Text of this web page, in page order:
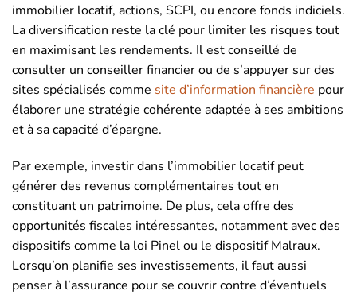
immobilier locatif, actions, SCPI, ou encore fonds indiciels.
La diversification reste la clé pour limiter les risques tout
en maximisant les rendements. Il est conseillé de
consulter un conseiller financier ou de s’appuyer sur des
sites spécialisés comme site d’information financière pour
élaborer une stratégie cohérente adaptée à ses ambitions
et à sa capacité d’épargne.
Par exemple, investir dans l’immobilier locatif peut
générer des revenus complémentaires tout en
constituant un patrimoine. De plus, cela offre des
opportunités fiscales intéressantes, notamment avec des
dispositifs comme la loi Pinel ou le dispositif Malraux.
Lorsqu’on planifie ses investissements, il faut aussi
penser à l’assurance pour se couvrir contre d’éventuels